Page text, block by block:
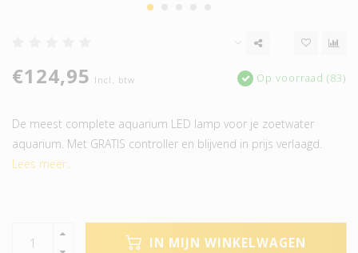
€124,95 Incl. btw Op voorraad (83)
De meest complete aquarium LED lamp voor je zoetwater
aquarium. Met GRATIS controller en blijvend in prijs verlaagd.
Lees meer..
IN MIJN WINKELWAGEN